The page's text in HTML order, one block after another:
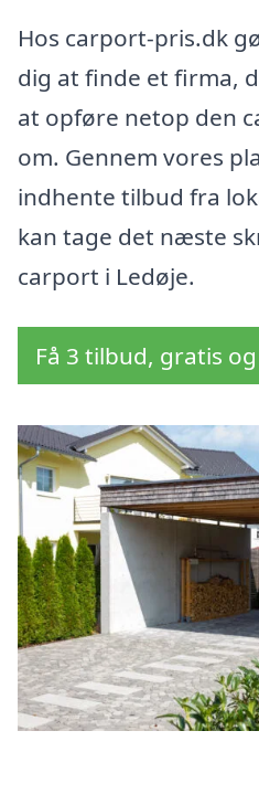
Hos carport-pris.dk
dig at finde et firma,
at opføre netop den
om. Gennem vores
indhente tilbud fra
kan tage det næste
carport i Ledøje.
Få 3 tilbud, gratis